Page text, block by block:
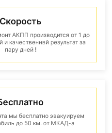
Скорость
АКПП производится от 1 до
качественнвй результат за
пару дней !
мы бесплатно эвакуируем
до 50 км. от МКАД-а